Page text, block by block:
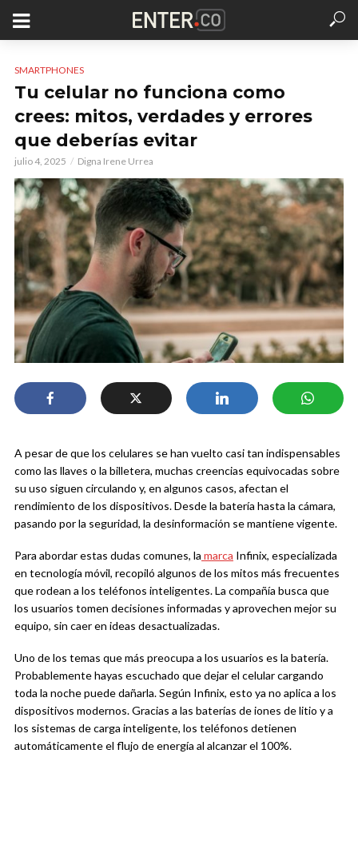
SMARTPHONES
Tu celular no funciona como
crees: mitos, verdades y errores
que deberías evitar
julio 4, 2025 Digna Irene Urrea
A pesar de que los celulares se han vuelto casi tan indispensables
como las llaves o la billetera, muchas creencias equivocadas sobre
su uso siguen circulando y, en algunos casos, afectan el
rendimiento de los dispositivos. Desde la batería hasta la cámara,
pasando por la seguridad, la desinformación se mantiene vigente.
Para abordar estas dudas comunes, la marca Infinix, especializada
en tecnología móvil, recopiló algunos de los mitos más frecuentes
que rodean a los teléfonos inteligentes. La compañía busca que
los usuarios tomen decisiones informadas y aprovechen mejor su
equipo, sin caer en ideas desactualizadas.
Uno de los temas que más preocupa a los usuarios es la batería.
Probablemente hayas escuchado que dejar el celular cargando
toda la noche puede dañarla. Según Infinix, esto ya no aplica a los
dispositivos modernos. Gracias a las baterías de iones de litio y a
los sistemas de carga inteligente, los teléfonos detienen
automáticamente el flujo de energía al alcanzar el 100%.